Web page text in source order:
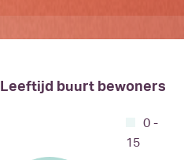
Leeftijd buurt bewoners
0 -
15